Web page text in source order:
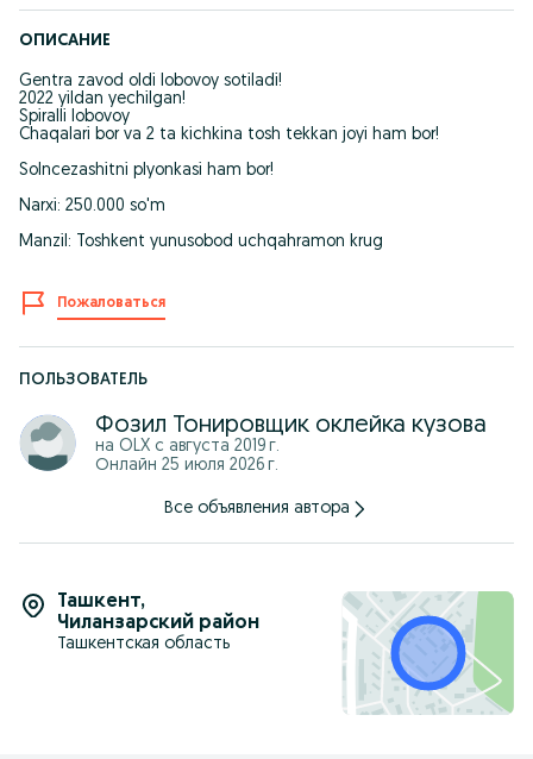
ОПИСАНИЕ
Gentra zavod oldi lobovoy sotiladi!
2022 yildan yechilgan!
Spiralli lobovoy
Chaqalari bor va 2 ta kichkina tosh tekkan joyi ham bor!
Solncezashitni plyonkasi ham bor!
Narxi: 250.000 so'm
Manzil: Toshkent yunusobod uchqahramon krug
Пожаловаться
ПОЛЬЗОВАТЕЛЬ
Фозил Тонировщик оклейка кузова
на OLX с августа 2019 г.
Онлайн 25 июля 2026 г.
Все объявления автора
Ташкент,
Чиланзарский район
Ташкентская область